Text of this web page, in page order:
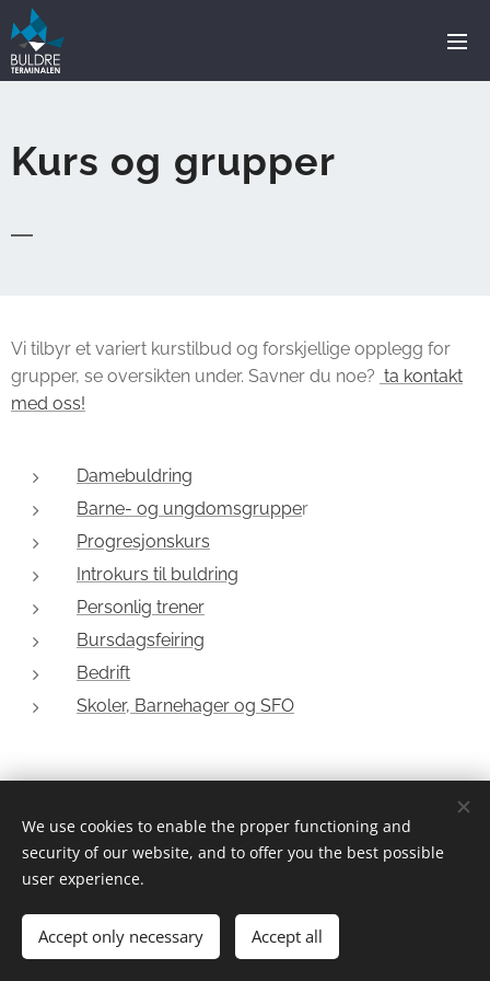
Kurs og grupper
Vi tilbyr et variert kurstilbud og forskjellige opplegg for
grupper, se oversikten under. Savner du noe? ta kontakt
med oss!
Damebuldring
Barne- og ungdomsgrupper
Progresjonskurs
Introkurs til buldring
Personlig trener
Bursdagsfeiring
Bedrift
Skoler, Barnehager og SFO
Drevet av Webnode Informasjonskapsler
We use cookies to enable the proper functioning and
security of our website, and to offer you the best possible
user experience.
Accept only necessary Accept all